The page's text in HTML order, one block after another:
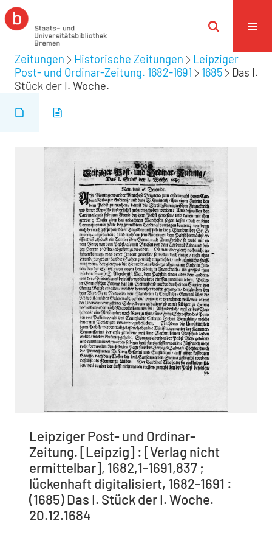
Zeitungen Historische Zeitungen
Leipziger
Post- und Ordinar-Zeitung. 1682-1691
1685
Das I.
Stück der I. Woche.
Leipziger Post- und Ordinar-
Zeitung. [Leipzig] : [Verlag nicht
ermittelbar], 1682,1-1691,837 ;
lückenhaft digitalisiert, 1682-1691 :
(1685) Das I. Stück der I. Woche.
20.12.1684